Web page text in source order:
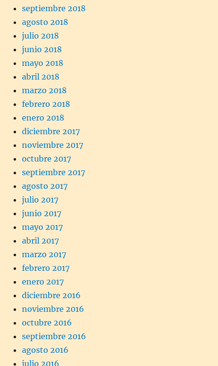
septiembre 2018
agosto 2018
julio 2018
junio 2018
mayo 2018
abril 2018
marzo 2018
febrero 2018
enero 2018
diciembre 2017
noviembre 2017
octubre 2017
septiembre 2017
agosto 2017
julio 2017
junio 2017
mayo 2017
abril 2017
marzo 2017
febrero 2017
enero 2017
diciembre 2016
noviembre 2016
octubre 2016
septiembre 2016
agosto 2016
julio 2016